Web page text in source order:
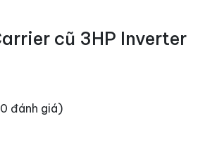
cũ 3HP Inverter
đánh giá)